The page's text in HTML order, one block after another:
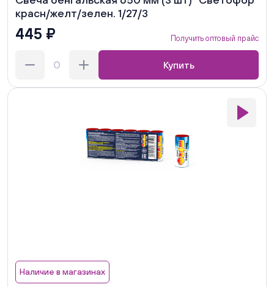
красн/желт/зелен. 1/27/3
445 ₽ Получить оптовый прайс
Купить
Наличие в магазинах